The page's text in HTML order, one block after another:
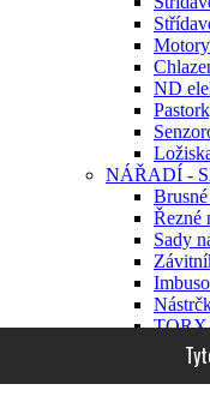
ND
NÁŘADÍ -
Řezné
Sady
TORX